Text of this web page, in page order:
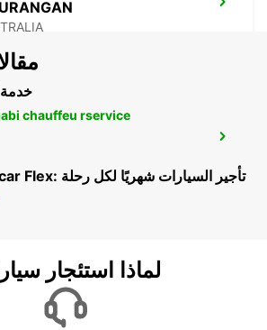
chauffeu rservice
Europcar Flex: تأجير السيارات شهريًا لكل رحلة
لماذا استئجار